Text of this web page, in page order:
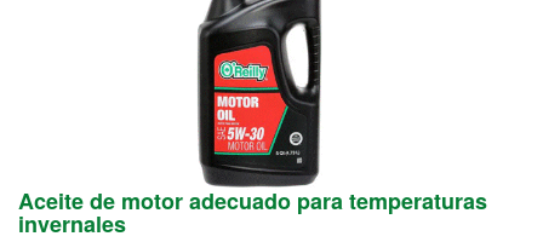
Aceite de motor adecuado para temperaturas
invernales